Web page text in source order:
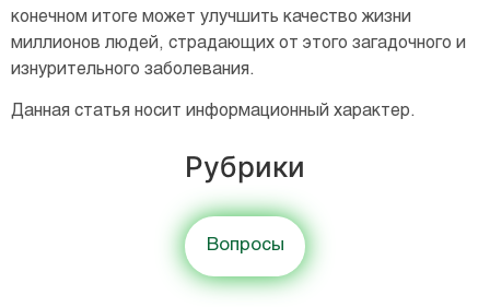
конечном итоге может улучшить качество жизни
миллионов людей, страдающих от этого загадочного и
изнурительного заболевания.
Данная статья носит информационный характер.
Рубрики
Вопросы